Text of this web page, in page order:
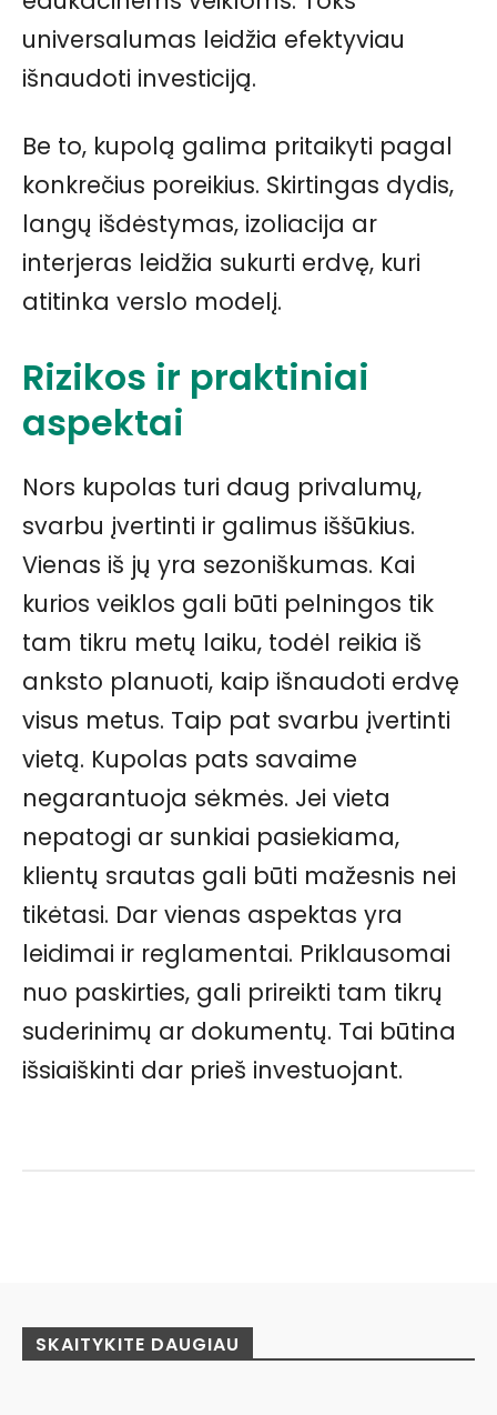
universalumas leidžia efektyviau
išnaudoti investiciją.
Be to, kupolą galima pritaikyti pagal
konkrečius poreikius. Skirtingas dydis,
langų išdėstymas, izoliacija ar
interjeras leidžia sukurti erdvę, kuri
atitinka verslo modelį.
Rizikos ir praktiniai
aspektai
Nors kupolas turi daug privalumų,
svarbu įvertinti ir galimus iššūkius.
Vienas iš jų yra sezoniškumas. Kai
kurios veiklos gali būti pelningos tik
tam tikru metų laiku, todėl reikia iš
anksto planuoti, kaip išnaudoti erdvę
visus metus. Taip pat svarbu įvertinti
vietą. Kupolas pats savaime
negarantuoja sėkmės. Jei vieta
nepatogi ar sunkiai pasiekiama,
klientų srautas gali būti mažesnis nei
tikėtasi. Dar vienas aspektas yra
leidimai ir reglamentai. Priklausomai
nuo paskirties, gali prireikti tam tikrų
suderinimų ar dokumentų. Tai būtina
išsiaiškinti dar prieš investuojant.
SKAITYKITE DAUGIAU